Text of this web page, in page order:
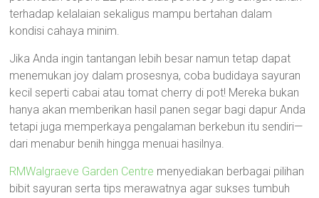
terhadap kelalaian sekaligus mampu bertahan dalam
kondisi cahaya minim.
Jika Anda ingin tantangan lebih besar namun tetap dapat
menemukan joy dalam prosesnya, coba budidaya sayuran
kecil seperti cabai atau tomat cherry di pot! Mereka bukan
hanya akan memberikan hasil panen segar bagi dapur Anda
tetapi juga memperkaya pengalaman berkebun itu sendiri—
dari menabur benih hingga menuai hasilnya.
RMWalgraeve Garden Centre menyediakan berbagai pilihan
bibit sayuran serta tips merawatnya agar sukses tumbuh